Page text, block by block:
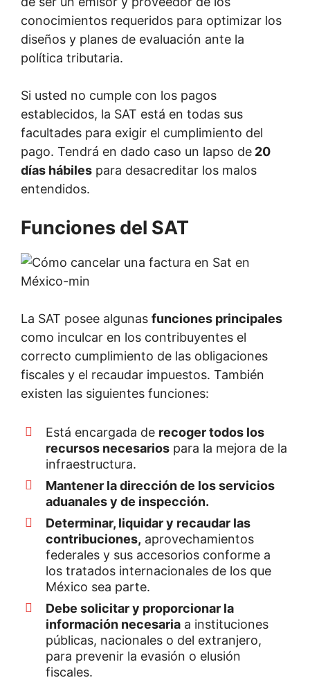
conocimientos requeridos para optimizar los
diseños y planes de evaluación ante la
política tributaria.
Si usted no cumple con los pagos
establecidos, la SAT está en todas sus
facultades para exigir el cumplimiento del
pago. Tendrá en dado caso un lapso de 20
días hábiles para desacreditar los malos
entendidos.
Funciones del SAT
La SAT posee algunas funciones principales
como inculcar en los contribuyentes el
correcto cumplimiento de las obligaciones
fiscales y el recaudar impuestos. También
existen las siguientes funciones:
Está encargada de recoger todos los
recursos necesarios para la mejora de la
infraestructura.
Mantener la dirección de los servicios
aduanales y de inspección.
Determinar, liquidar y recaudar las
contribuciones, aprovechamientos
federales y sus accesorios conforme a
los tratados internacionales de los que
México sea parte.
Debe solicitar y proporcionar la
información necesaria a instituciones
públicas, nacionales o del extranjero,
para prevenir la evasión o elusión
fiscales.